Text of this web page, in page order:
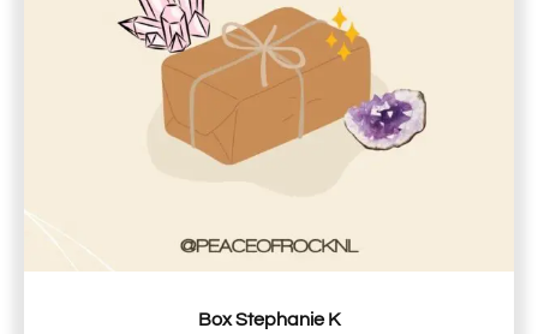
Box Stephanie K